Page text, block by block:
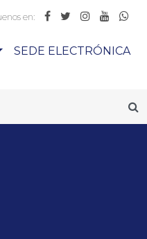
en:
SEDE ELECTRÓNICA